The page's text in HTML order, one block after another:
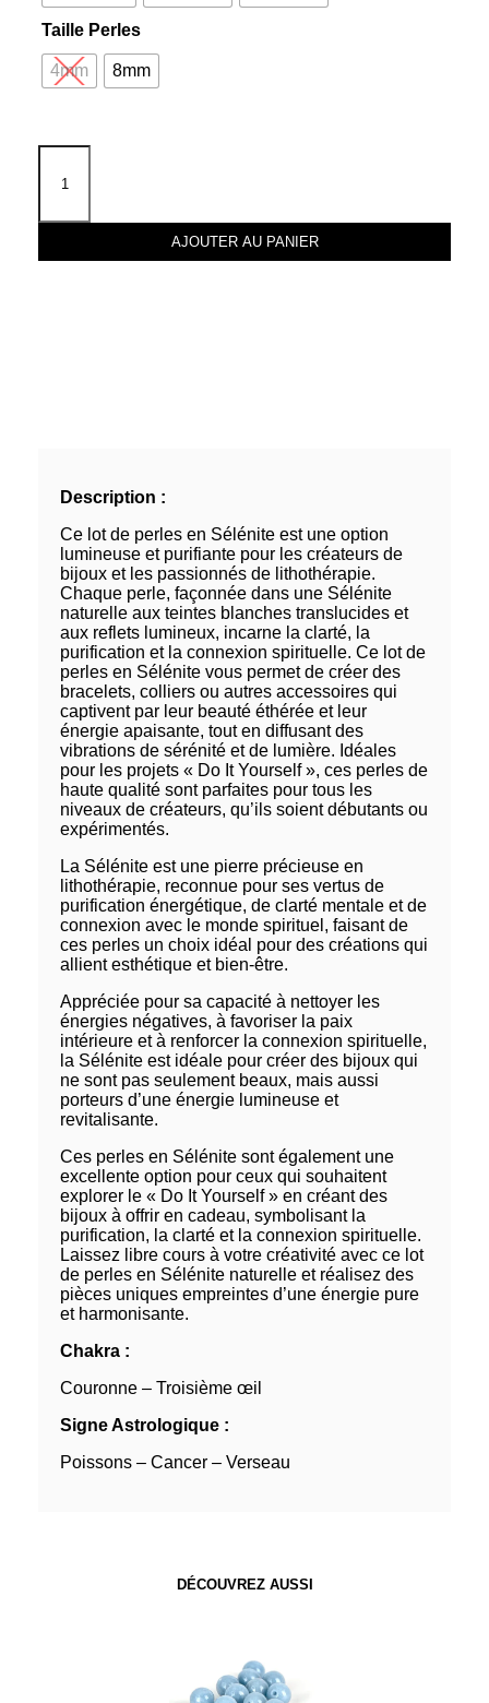
Taille Perles
4mm 8mm
AJOUTER AU PANIER
Description :
Ce lot de perles en Sélénite est une option
lumineuse et purifiante pour les créateurs de
bijoux et les passionnés de lithothérapie.
Chaque perle, façonnée dans une Sélénite
naturelle aux teintes blanches translucides et
aux reflets lumineux, incarne la clarté, la
purification et la connexion spirituelle. Ce lot de
perles en Sélénite vous permet de créer des
bracelets, colliers ou autres accessoires qui
captivent par leur beauté éthérée et leur
énergie apaisante, tout en diffusant des
vibrations de sérénité et de lumière. Idéales
pour les projets « Do It Yourself », ces perles de
haute qualité sont parfaites pour tous les
niveaux de créateurs, qu’ils soient débutants ou
expérimentés.
La Sélénite est une pierre précieuse en
lithothérapie, reconnue pour ses vertus de
purification énergétique, de clarté mentale et de
connexion avec le monde spirituel, faisant de
ces perles un choix idéal pour des créations qui
allient esthétique et bien-être.
Appréciée pour sa capacité à nettoyer les
énergies négatives, à favoriser la paix
intérieure et à renforcer la connexion spirituelle,
la Sélénite est idéale pour créer des bijoux qui
ne sont pas seulement beaux, mais aussi
porteurs d’une énergie lumineuse et
revitalisante.
Ces perles en Sélénite sont également une
excellente option pour ceux qui souhaitent
explorer le « Do It Yourself » en créant des
bijoux à offrir en cadeau, symbolisant la
purification, la clarté et la connexion spirituelle.
Laissez libre cours à votre créativité avec ce lot
de perles en Sélénite naturelle et réalisez des
pièces uniques empreintes d’une énergie pure
et harmonisante.
Chakra :
Couronne – Troisième œil
Signe Astrologique :
Poissons – Cancer – Verseau
DÉCOUVREZ AUSSI